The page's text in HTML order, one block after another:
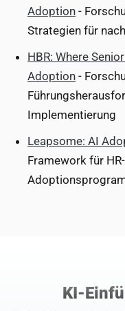
Adoption -
Strategien für
HBR: Where
Adoption -
Implementierung
Leapsome: AI
Framework für
KI-